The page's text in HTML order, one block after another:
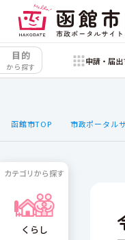
目的
から探す
申請・届出
函館市TOP 市政ポータル
カテゴリから探す
くらし